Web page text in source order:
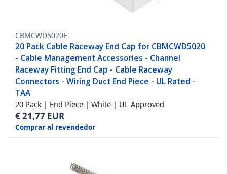
CBMCWD5020E
20 Pack Cable Raceway End Cap for CBMCWD5020
- Cable Management Accessories - Channel
Raceway Fitting End Cap - Cable Raceway
Connectors - Wiring Duct End Piece - UL Rated -
TAA
20 Pack | End Piece | White | UL Approved
€21,77 EUR
Comprar al revendedor